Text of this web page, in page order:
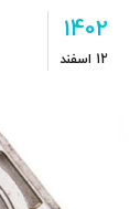
1402
12 اسفند